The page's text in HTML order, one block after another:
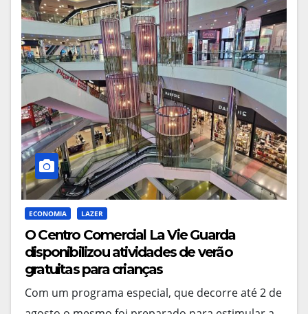
ECONOMIA LAZER
O Centro Comercial La Vie Guarda
disponibilizou atividades de verão
gratuitas para crianças
Com um programa especial, que decorre até 2 de